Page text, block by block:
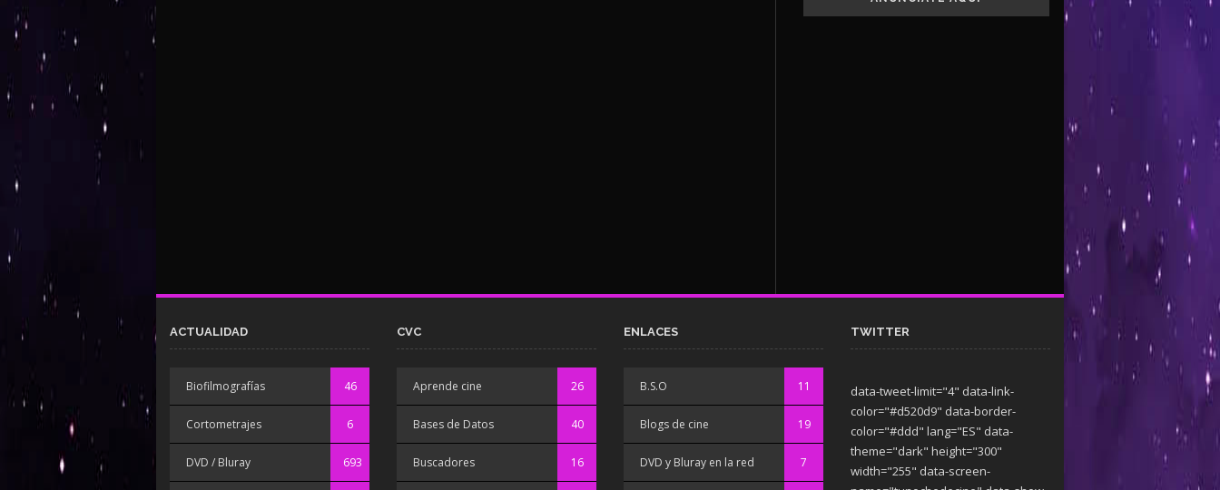
ACTUALIDAD
Biofilmografías 46
Cortometrajes 6
DVD / Bluray 693
CVC
Aprende cine 26
Bases de Datos 40
Buscadores 16
ENLACES
B.S.O 11
Blogs de cine 19
DVD y Bluray en la red 7
TWITTER
data-tweet-limit="4" data-link-
color="#d520d9" data-border-
color="#ddd" lang="ES" data-
theme="dark" height="300"
width="255" data-screen-